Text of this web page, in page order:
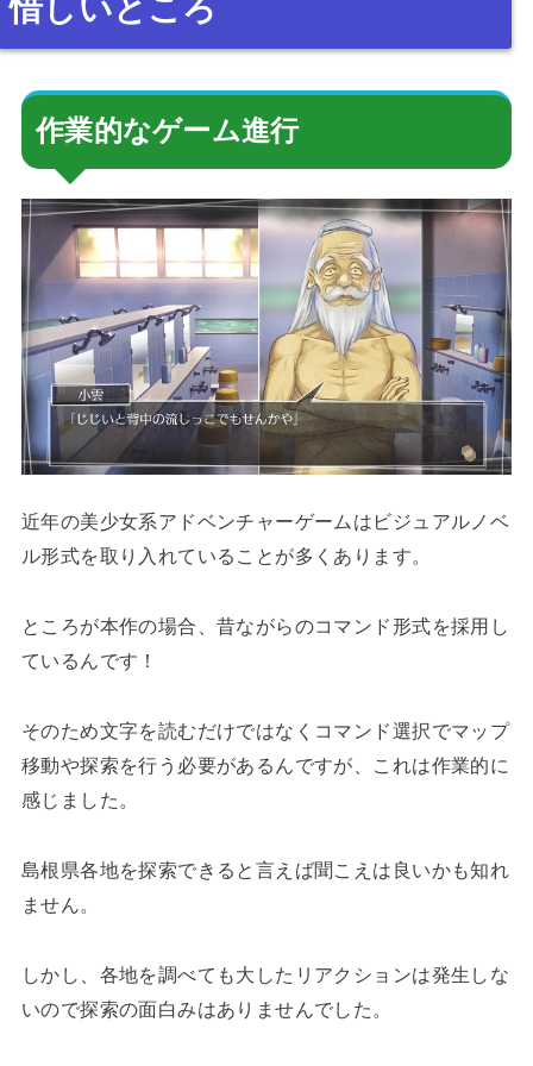
惜しいところ
作業的なゲーム進行
近年の美少女系アドベンチャーゲームはビジュアルノベ
ル形式を取り入れていることが多くあります。
ところが本作の場合、昔ながらのコマンド形式を採用し
ているんです！
そのため文字を読むだけではなくコマンド選択でマップ
移動や探索を行う必要があるんですが、これは作業的に
感じました。
島根県各地を探索できると言えば聞こえは良いかも知れ
ません。
しかし、各地を調べても大したリアクションは発生しな
いので探索の面白みはありませんでした。